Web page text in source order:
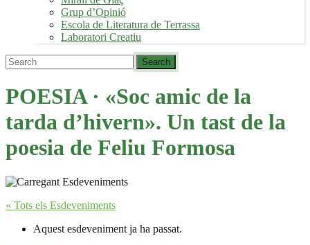
Grup d’Opinió
Escola de Literatura de Terrassa
Laboratori Creatiu
POESIA · «Soc amic de la
tarda d’hivern». Un tast de la
poesia de Feliu Formosa
« Tots els Esdeveniments
Aquest esdeveniment ja ha passat.